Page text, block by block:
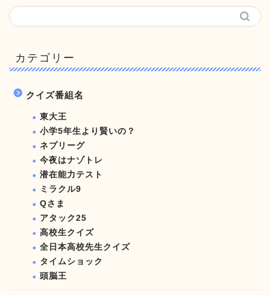
カテゴリー
クイズ番組名
東大王
小学5年生より賢いの？
ネプリーグ
今夜はナゾトレ
潜在能力テスト
ミラクル9
Qさま
アタック25
高校生クイズ
全日本高校先生クイズ
タイムショック
頭脳王